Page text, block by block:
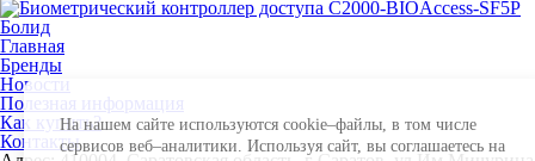
На нашем сайте используются cookie–файлы, в том числе
сервисов веб–аналитики. Используя сайт, вы соглашаетесь на
Главная
Бренды
Новости
Полезная информация
Как купить?
Контакты